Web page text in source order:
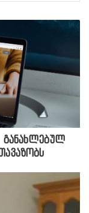
განახლებულ